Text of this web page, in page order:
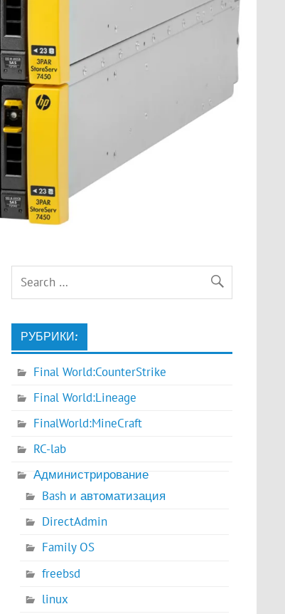
РУБРИКИ:
Final World:CounterStrike
Final World:Lineage
FinalWorld:MineCraft
RC-lab
Администрирование
Bash и автоматизация
DirectAdmin
Family OS
freebsd
linux